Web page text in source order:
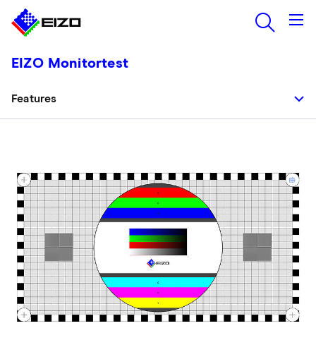
EIZO Monitortest
Features